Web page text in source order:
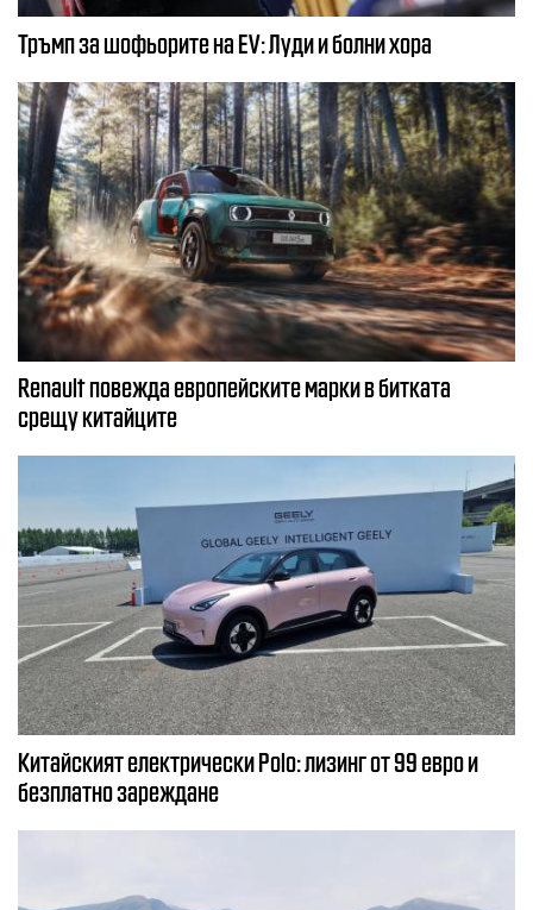
Тръмп за шофьорите на EV: Луди и болни хора
Renault повежда европейските марки в битката
срещу китайците
Китайският електрически Polo: лизинг от 99 евро и
безплатно зареждане